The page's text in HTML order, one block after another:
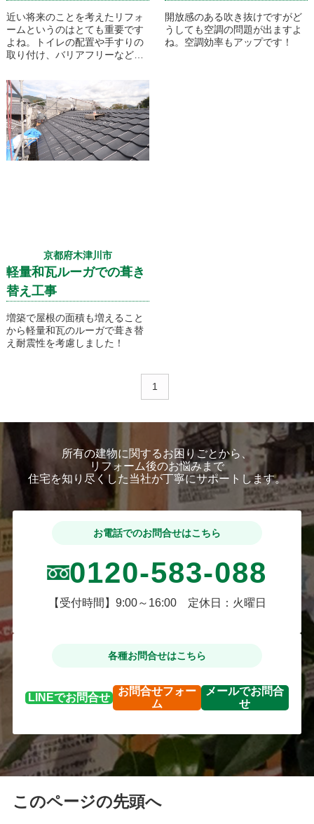
近い将来のことを考えたリフォ
ームというのはとても重要です
よね。トイレの配置や手すりの
取り付け、バリアフリーなど考
すね。
開放感のある吹き抜けですがど
うしても空調の問題が出ますよ
ね。空調効率もアップです！
京都府木津川市
軽量和瓦ルーガでの葺き
替え工事
増築で屋根の面積も増えること
から軽量和瓦のルーガで葺き替
え耐震性を考慮しました！
1
所有の建物に関するお困りごとから、
リフォーム後のお悩みまで
住宅を知り尽くした当社が丁寧にサポートします。
お電話でのお問合せはこちら
0120-583-088
【受付時間】9:00～16:00 定休日：火曜日
各種お問合せはこちら
LINEでお問合せ
お問合せフォー
ム
メールでお問合
せ
このページの先頭へ